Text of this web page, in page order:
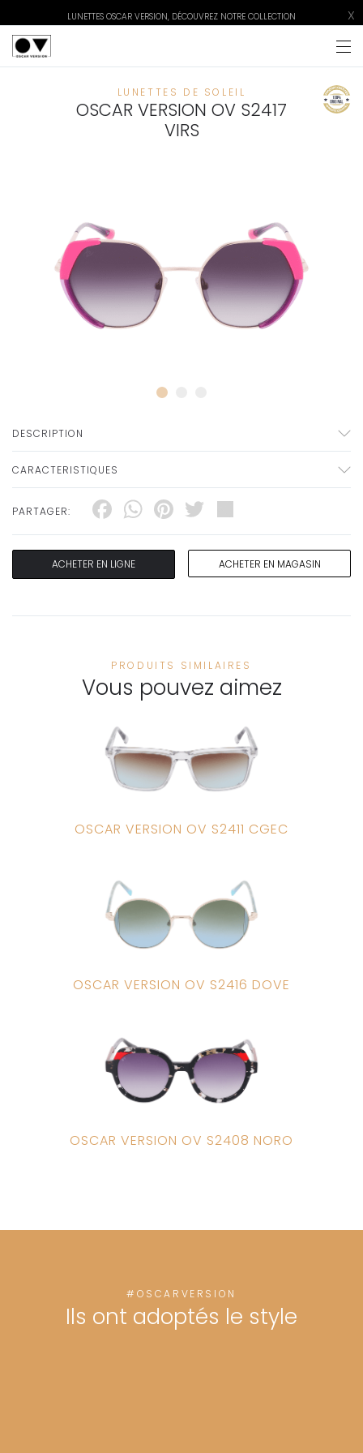
LUNETTES OSCAR VERSION, DÉCOUVREZ NOTRE COLLECTION X
LUNETTES DE SOLEIL
OSCAR VERSION OV S2417
VIRS
DESCRIPTION
CARACTERISTIQUES
PARTAGER: Facebook
WhatsApp
Pinterest
Twitter
ACHETER EN LIGNE ACHETER EN MAGASIN
PRODUITS SIMILAIRES
Vous pouvez aimez
OSCAR VERSION OV S2411 CGEC
OSCAR VERSION OV S2416 DOVE
OSCAR VERSION OV S2408 NORO
#OSCARVERSION
Ils ont adoptés le style